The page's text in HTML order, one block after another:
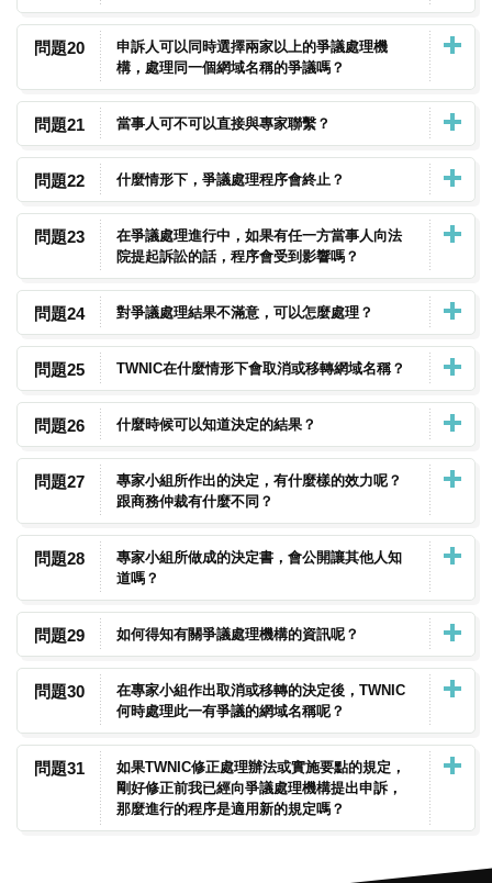
問題20
申訴人可以同時選擇兩家以上的爭議處理機
構，處理同一個網域名稱的爭議嗎？
問題21 當事人可不可以直接與專家聯繫？
問題22 什麼情形下，爭議處理程序會終止？
問題23
在爭議處理進行中，如果有任一方當事人向法
院提起訴訟的話，程序會受到影響嗎？
問題24 對爭議處理結果不滿意，可以怎麼處理？
問題25 TWNIC在什麼情形下會取消或移轉網域名稱？
問題26 什麼時候可以知道決定的結果？
問題27
專家小組所作出的決定，有什麼樣的效力呢？
跟商務仲裁有什麼不同？
問題28
專家小組所做成的決定書，會公開讓其他人知
道嗎？
問題29 如何得知有關爭議處理機構的資訊呢？
問題30
在專家小組作出取消或移轉的決定後，TWNIC
何時處理此一有爭議的網域名稱呢？
問題31
如果TWNIC修正處理辦法或實施要點的規定，
剛好修正前我已經向爭議處理機構提出申訴，
那麼進行的程序是適用新的規定嗎？